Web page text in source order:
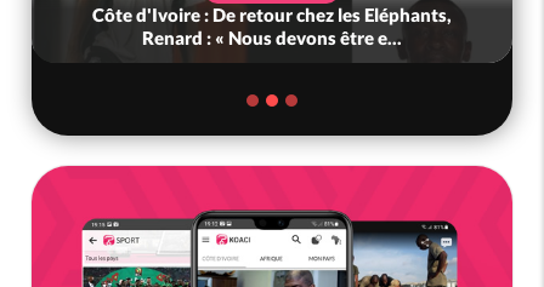
Côte d'Ivoire : De retour chez les Eléphants,
Renard : « Nous devons être e...